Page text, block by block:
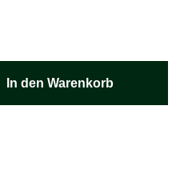
den gewünschten
In den Warenkorb